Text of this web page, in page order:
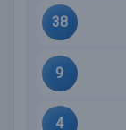
38
9
4